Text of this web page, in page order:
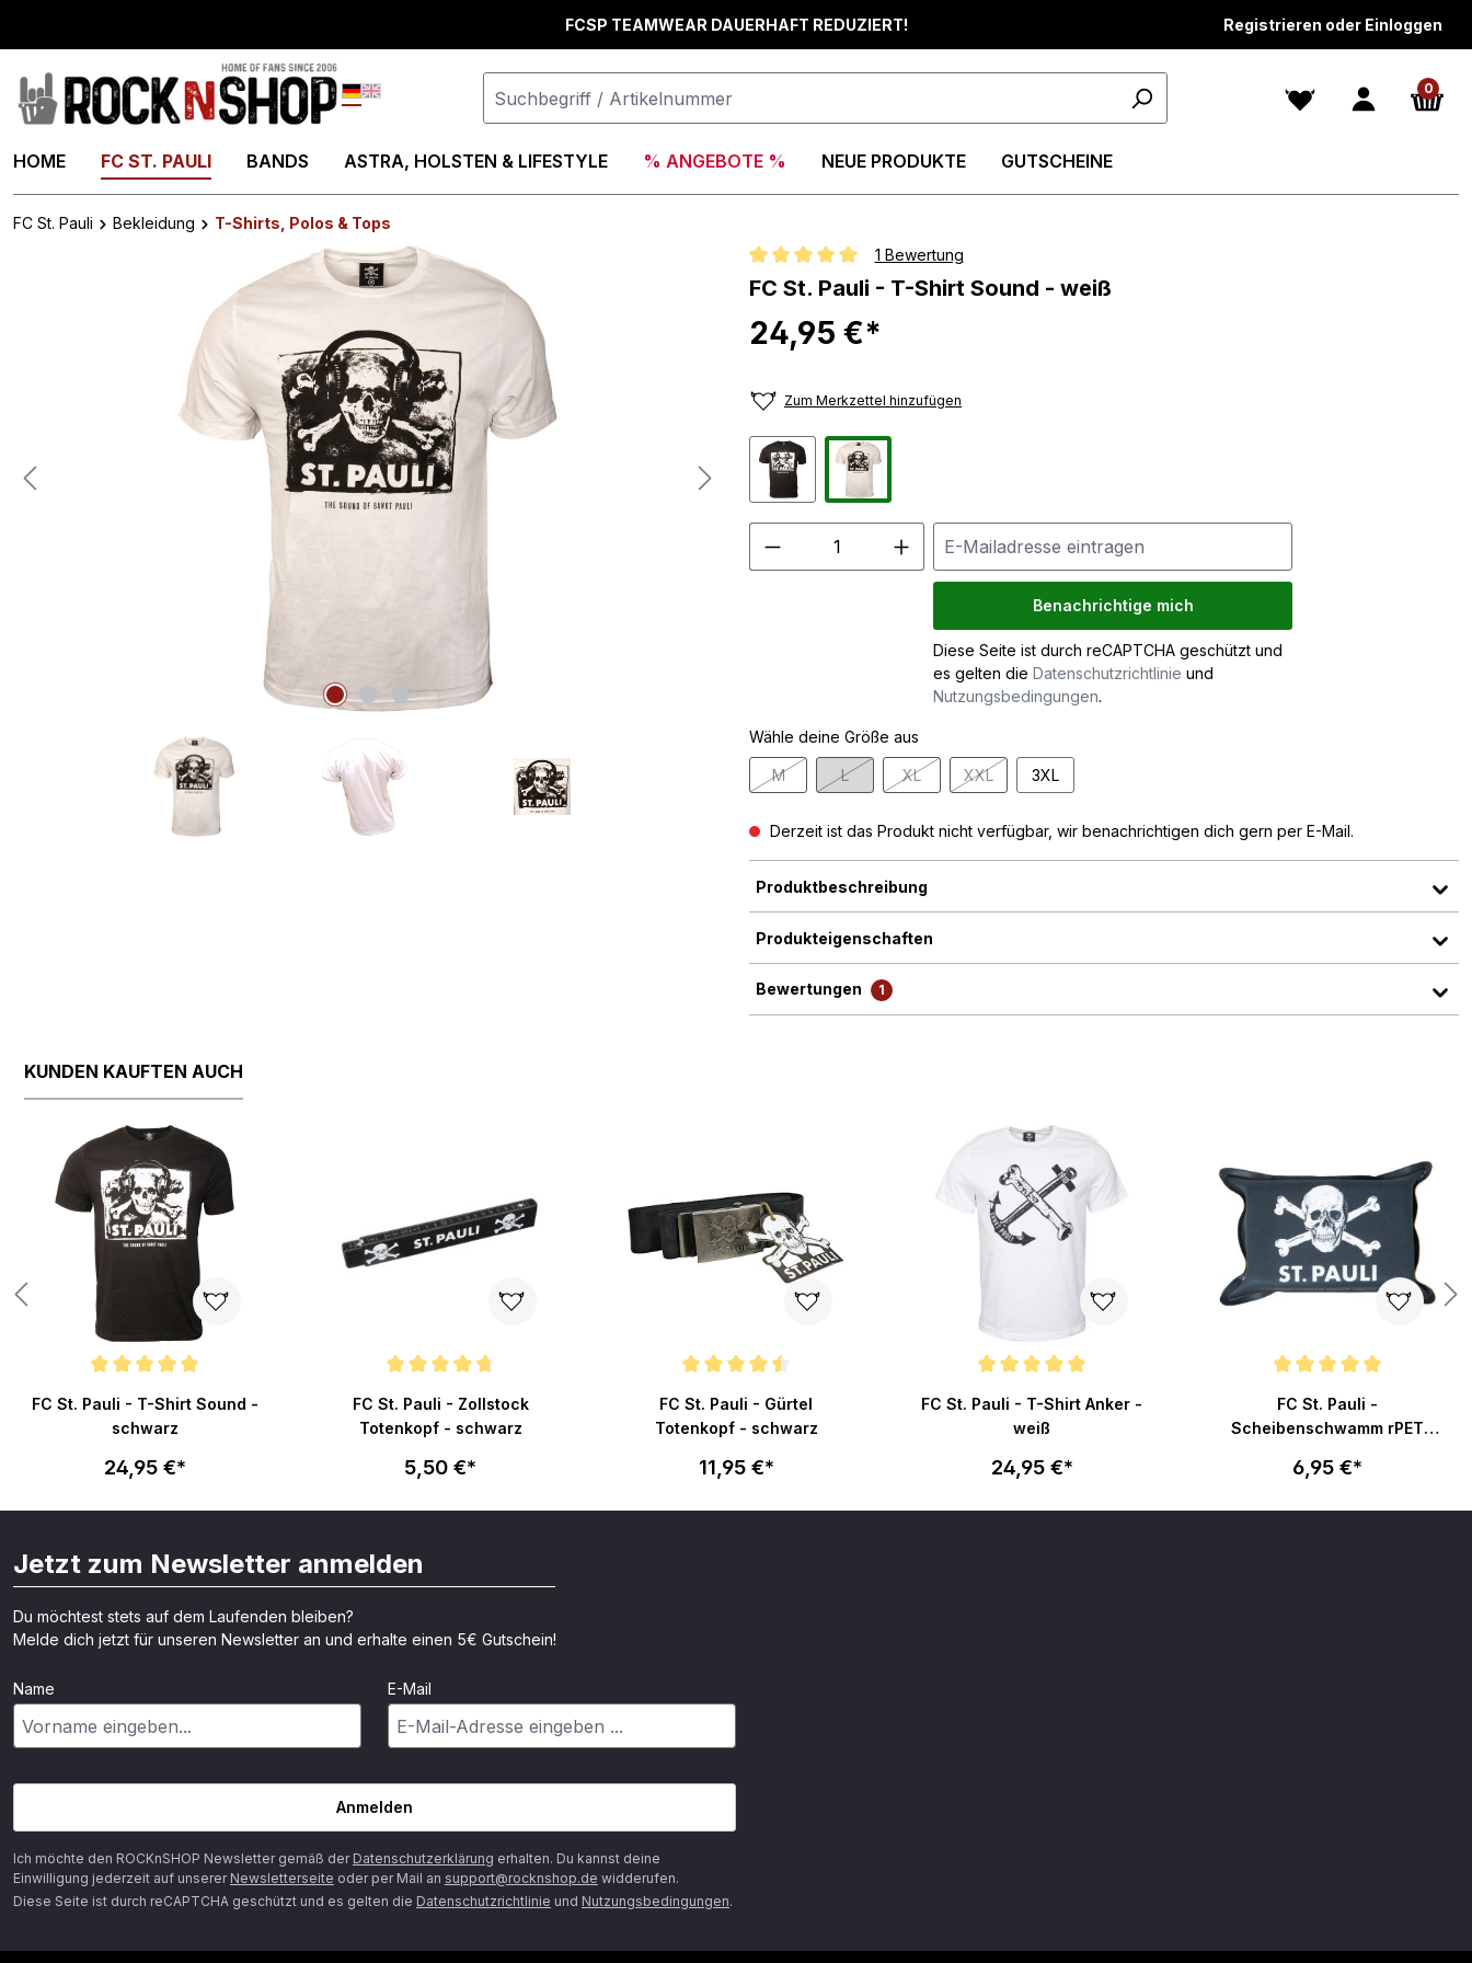
FCSP TEAMWEAR DAUERHAFT REDUZIERT! Registrieren oder Einloggen
Deutsch 0
HOME FC ST. PAULI BANDS ASTRA, HOLSTEN & LIFESTYLE % ANGEBOTE % NEUE PRODUKTE GUTSCHEINE
FC St. Pauli Bekleidung
T-Shirts, Polos & Tops
Durchschnittliche Bewertung von 5 von 5 Sternen
1 Bewertung
FC St. Pauli - T-Shirt Sound - weiß
24,95 €*
Zum Merkzettel hinzufügen
Wähle deine Größe aus
M(Diese Option ist zurzeit nicht verfügbar.)
L(Diese Option ist zurzeit nicht verfügbar.)
XL(Diese Option ist zurzeit nicht verfügbar.)
XXL(Diese Option ist zurzeit nicht verfügbar.)
3XL
Benachrichtige mich
Diese Seite ist durch reCAPTCHA geschützt und
es gelten die Datenschutzrichtlinie und
Nutzungsbedingungen.
Derzeit ist das Produkt nicht verfügbar, wir benachrichtigen dich gern per E-Mail.
Produktbeschreibung
Produkteigenschaften
Bewertungen 1
KUNDEN KAUFTEN AUCH
FC St. Pauli - T-Shirt Sound -
schwarz
24,95 €*
FC St. Pauli - Zollstock
Totenkopf - schwarz
5,50 €*
FC St. Pauli - Gürtel
Totenkopf - schwarz
11,95 €*
FC St. Pauli - T-Shirt Anker -
weiß
24,95 €*
FC St. Pauli -
Scheibenschwamm rPET
6,95 €*
Jetzt zum Newsletter anmelden
Du möchtest stets auf dem Laufenden bleiben?
Melde dich jetzt für unseren Newsletter an und erhalte einen 5€ Gutschein!
Name E-Mail
Anmelden
Ich möchte den ROCKnSHOP Newsletter gemäß der Datenschutzerklärung erhalten. Du kannst deine
Einwilligung jederzeit auf unserer Newsletterseite oder per Mail an support@rocknshop.de widderufen.
Diese Seite ist durch reCAPTCHA geschützt und es gelten die Datenschutzrichtlinie und Nutzungsbedingungen.